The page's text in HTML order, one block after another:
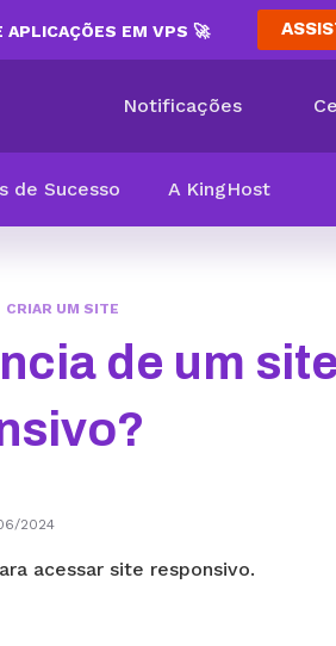
APLICAÇÕES EM VPS 🚀
Notificações
de Sucesso A KingHost
CRIAR UM SITE
de um site
2024